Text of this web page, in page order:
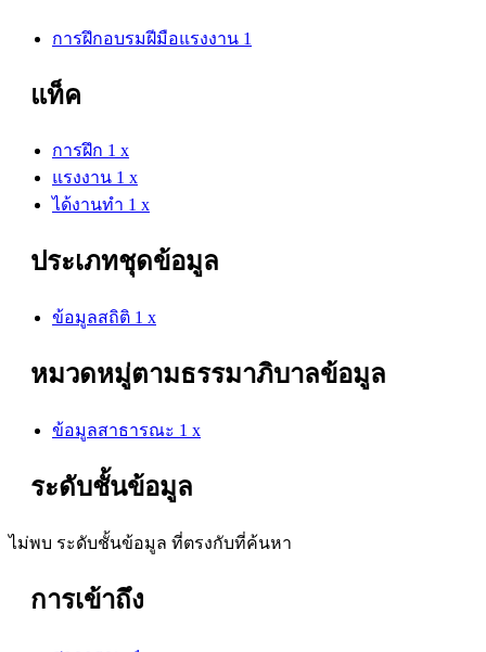
การฝึกอบรมฝีมือแรงงาน 1
แท็ค
การฝึก 1 x
แรงงาน 1 x
ได้งานทำ 1 x
ประเภทชุดข้อมูล
ข้อมูลสถิติ 1 x
หมวดหมู่ตามธรรมาภิบาลข้อมูล
ข้อมูลสาธารณะ 1 x
ระดับชั้นข้อมูล
ไม่พบ ระดับชั้นข้อมูล ที่ตรงกับที่ค้นหา
การเข้าถึง